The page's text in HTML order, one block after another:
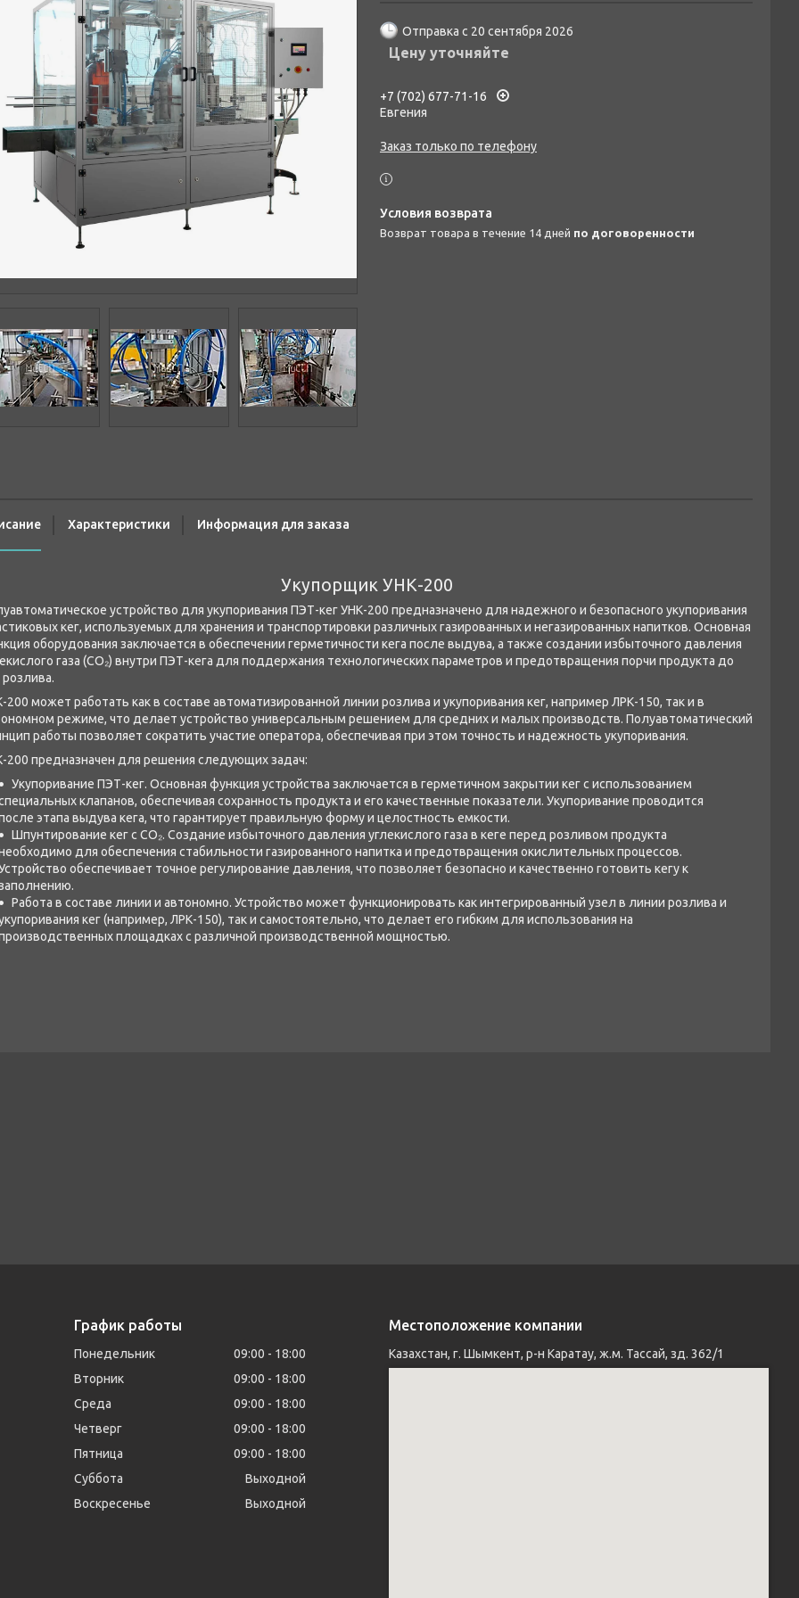
Отправка с 20 сентября 2026
Цену уточняйте
+7 (702) 677-71-16
Евгения
Заказ только по телефону
возврат товара в течение 14 дней по договоренности
Характеристики Информация для заказа
Укупорщик УНК-200
устройство для укупоривания ПЭТ-кег УНК-200 предназначено для надежного и безопасного укупоривания
кег, используемых для хранения и транспортировки различных газированных и негазированных напитков. Основная
оборудования заключается в обеспечении герметичности кега после выдува, а также создании избыточного давления
газа (CO₂) внутри ПЭТ-кега для поддержания технологических параметров и предотвращения порчи продукта до
розлива.
200 может работать как в составе автоматизированной линии розлива и укупоривания кег, например ЛРК-150, так и в
режиме, что делает устройство универсальным решением для средних и малых производств. Полуавтоматический
работы позволяет сократить участие оператора, обеспечивая при этом точность и надежность укупоривания.
200 предназначен для решения следующих задач:
Укупоривание ПЭТ-кег. Основная функция устройства заключается в герметичном закрытии кег с использованием
клапанов, обеспечивая сохранность продукта и его качественные показатели. Укупоривание проводится
этапа выдува кега, что гарантирует правильную форму и целостность емкости.
Шпунтирование кег с CO₂. Создание избыточного давления углекислого газа в кеге перед розливом продукта
для обеспечения стабильности газированного напитка и предотвращения окислительных процессов.
обеспечивает точное регулирование давления, что позволяет безопасно и качественно готовить кегу к
Работа в составе линии и автономно. Устройство может функционировать как интегрированный узел в линии розлива и
кег (например, ЛРК-150), так и самостоятельно, что делает его гибким для использования на
площадках с различной производственной мощностью.
График работы
Понедельник 09:00
18:00
Вторник
09:00
18:00
Среда
09:00
18:00
Четверг
09:00
18:00
Пятница
09:00
18:00
Суббота
Выходной
Воскресенье
Выходной
Местоположение компании
Казахстан, г. Шымкент, р-н Каратау, ж.м. Тассай, зд. 362/1